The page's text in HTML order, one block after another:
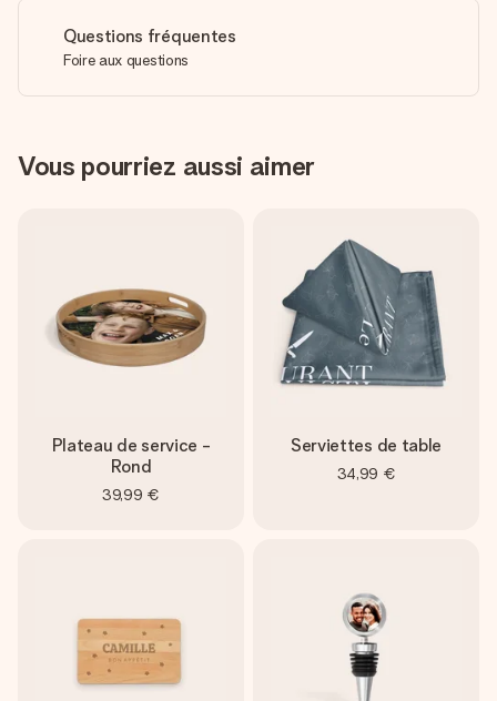
Questions fréquentes
Foire aux questions
Vous pourriez aussi aimer
Plateau de service -
Rond
39,99 €
Serviettes de table
34,99 €